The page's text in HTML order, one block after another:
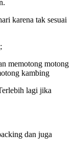
karena tak sesuai
memotong motong
kambing
lagi jika
dan juga